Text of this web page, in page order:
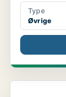
Type
Øvrige